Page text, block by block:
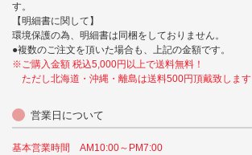
す。
【明細書に関して】
環境保護の為、明細書は同梱をしておりません。
●複数のご注文を頂いた場合も、上記の金額です。
※ご購入金額 税込5,000円以上で送料無料！
ただし北海道・沖縄・離島は送料500円頂戴致します
営業日について
基本営業時間 AM10:00～PM7:00